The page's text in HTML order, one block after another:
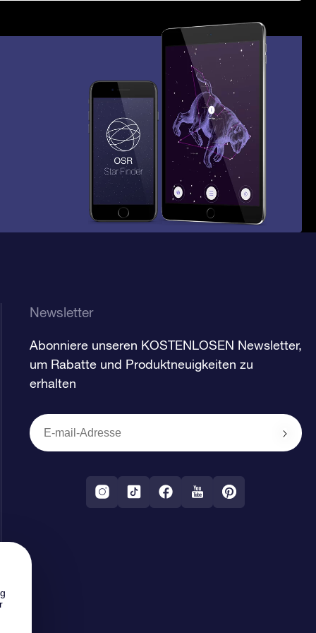
Newsletter
Abonniere unseren KOSTENLOSEN Newsletter,
um Rabatte und Produktneuigkeiten zu
erhalten